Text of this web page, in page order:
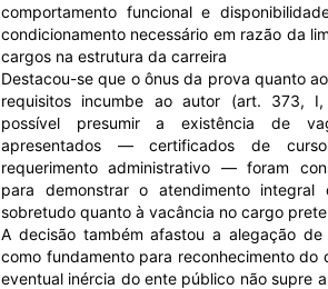
comportamento funcional e
condicionamento necessário em razão da
cargos na estrutura da carreira
Destacou-se que o ônus da prova quanto
requisitos incumbe ao autor (art. 373,
possível presumir a existência de
apresentados — certificados de
requerimento administrativo — foram
para demonstrar o atendimento integral
sobretudo quanto à vacância no cargo
A decisão também afastou a alegação de
como fundamento para reconhecimento do
eventual inércia do ente público não supre